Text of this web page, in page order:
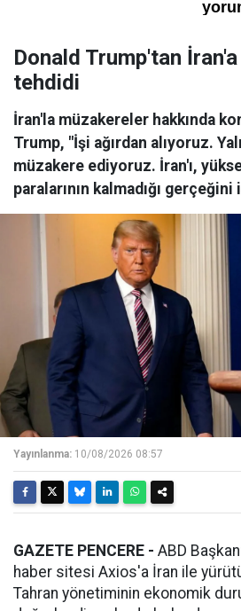
Donald Trump'tan
tehdidi
İran'la müzakereler hakkında
Trump, "İşi ağırdan alıyoruz.
müzakere ediyoruz. İran'ı,
paralarının kalmadığı
Yayınlanma: 10/08/2026 08:57
GAZETE PENCERE - ABD
haber sitesi Axios'a İran ile
Tahran yönetiminin ekonomik